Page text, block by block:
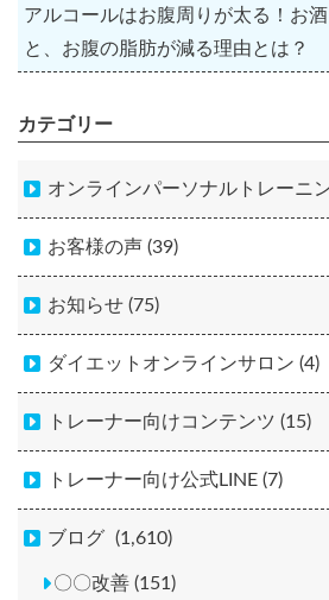
アルコールはお腹周りが太る！お
と、お腹の脂肪が減る理由とは？
カテゴリー
オンラインパーソナルトレーニ
お客様の声 (39)
お知らせ (75)
ダイエットオンラインサロン (4)
トレーナー向けコンテンツ (15)
トレーナー向け公式LINE (7)
ブログ (1,610)
〇〇改善 (151)